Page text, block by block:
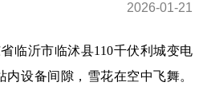
2026-01-21
沂市临沭县110千伏利城变电
设备间隙，雪花在空中飞舞。